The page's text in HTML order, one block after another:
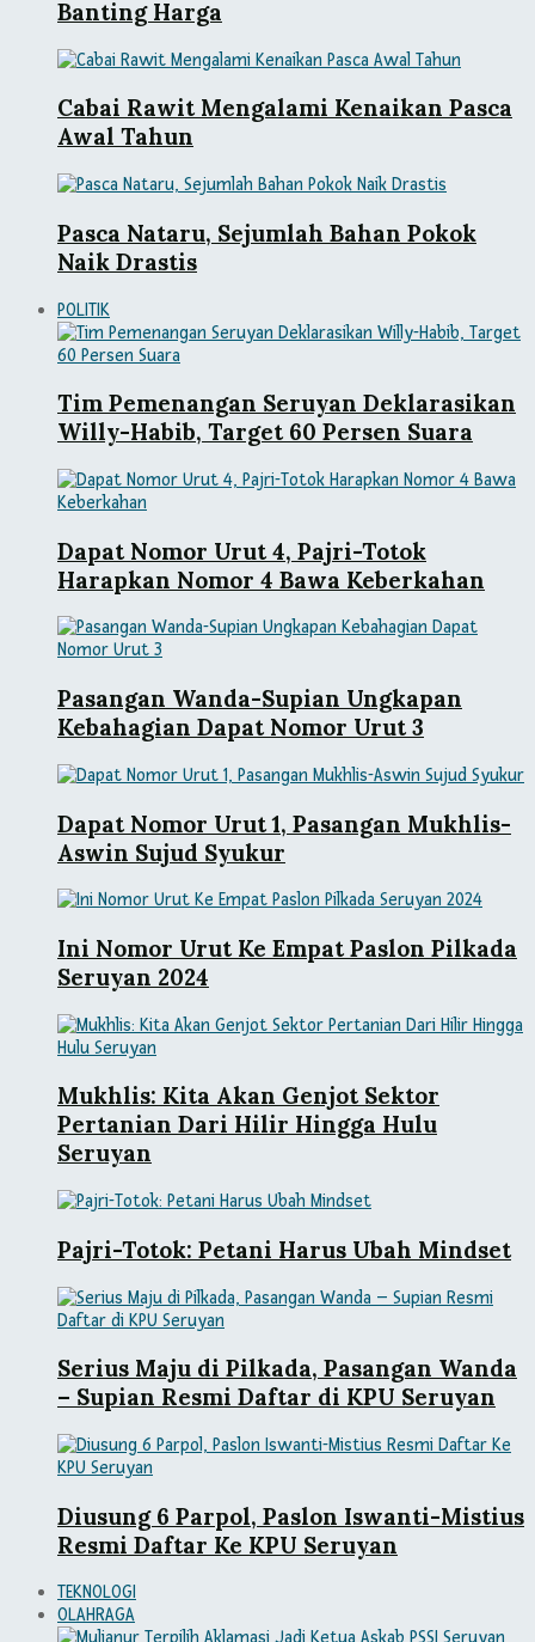
Banting Harga
Cabai Rawit Mengalami Kenaikan Pasca
Awal Tahun
Pasca Nataru, Sejumlah Bahan Pokok
Naik Drastis
POLITIK
Tim Pemenangan Seruyan Deklarasikan
Willy-Habib, Target 60 Persen Suara
Dapat Nomor Urut 4, Pajri-Totok
Harapkan Nomor 4 Bawa Keberkahan
Pasangan Wanda-Supian Ungkapan
Kebahagian Dapat Nomor Urut 3
Dapat Nomor Urut 1, Pasangan Mukhlis-
Aswin Sujud Syukur
Ini Nomor Urut Ke Empat Paslon Pilkada
Seruyan 2024
Mukhlis: Kita Akan Genjot Sektor
Pertanian Dari Hilir Hingga Hulu
Seruyan
Pajri-Totok: Petani Harus Ubah Mindset
Serius Maju di Pilkada, Pasangan Wanda
– Supian Resmi Daftar di KPU Seruyan
Diusung 6 Parpol, Paslon Iswanti-Mistius
Resmi Daftar Ke KPU Seruyan
TEKNOLOGI
OLAHRAGA